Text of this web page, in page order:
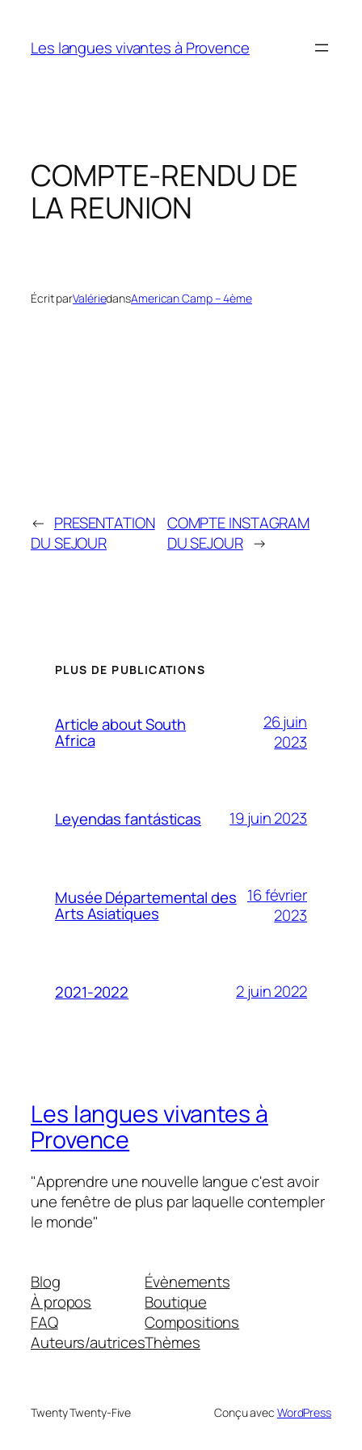
contenu
Les langues vivantes à Provence
COMPTE-RENDU DE
LA REUNION
Écrit parValériedansAmerican Camp – 4ème
← PRESENTATION
DU SEJOUR
COMPTE INSTAGRAM
DU SEJOUR →
PLUS DE PUBLICATIONS
Article about South
Africa
26 juin
2023
Leyendas fantásticas 19 juin 2023
Musée Départemental des
Arts Asiatiques
16 février
2023
2021-2022 2 juin 2022
Les langues vivantes à
Provence
"Apprendre une nouvelle langue c'est avoir
une fenêtre de plus par laquelle contempler
le monde"
Blog
À propos
FAQ
Auteurs/autrices
Évènements
Boutique
Compositions
Thèmes
Twenty Twenty-Five Conçu avec WordPress